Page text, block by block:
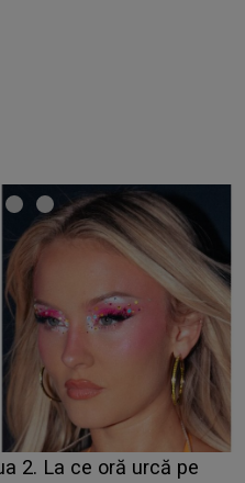
din "Casa Iubirii" l-a